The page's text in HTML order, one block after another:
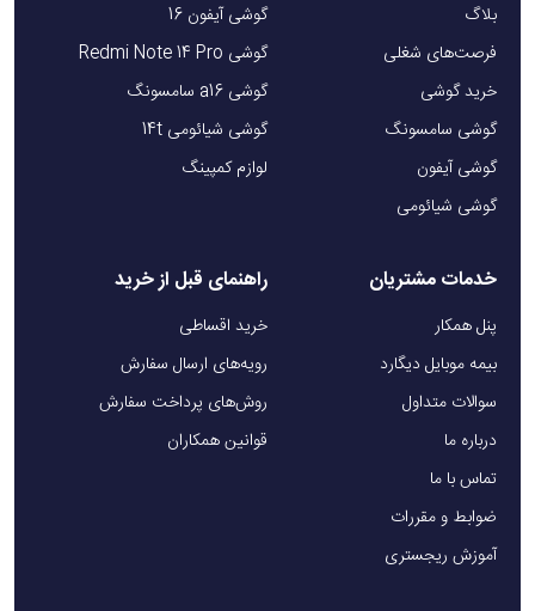
بلاگ
فرصت‌های شغلی
خرید گوشی
گوشی سامسونگ
گوشی آیفون
گوشی شیائومی
گوشی آیفون 16
گوشی Redmi Note 14 Pro
گوشی a16 سامسونگ
گوشی شیائومی 14t
لوازم کمپینگ
خدمات مشتریان
پنل همکار
بیمه موبایل دیگارد
سوالات متداول
درباره ما
تماس با ما
ضوابط و مقررات
آموزش ریجستری
راهنمای قبل از خرید
خرید اقساطی
رویه‌های ارسال سفارش
روش‌های پرداخت سفارش
قوانین همکاران